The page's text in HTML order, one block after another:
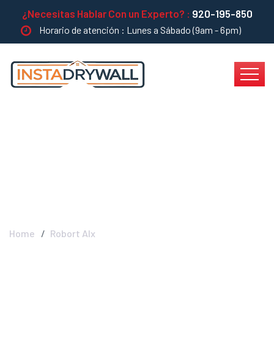
¿Necesitas Hablar Con un Experto? : 920-195-850
Horario de atención : Lunes a Sábado (9am - 6pm)
Home Robort Alx